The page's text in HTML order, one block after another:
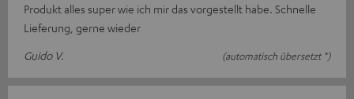
Produkt alles super wie ich mir das vorgestellt habe. Schnelle
Lieferung, gerne wieder
Guido V.
(automatisch übersetzt *)